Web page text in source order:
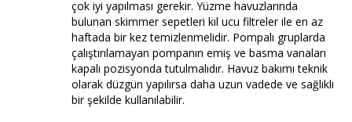
çok iyi yapılması gerekir. Yüzme havuzlarında
bulunan skimmer sepetleri kıl ucu filtreler ile en az
haftada bir kez temizlenmelidir. Pompalı gruplarda
çalıştırılamayan pompanın emiş ve basma vanaları
kapalı pozisyonda tutulmalıdır. Havuz bakımı teknik
olarak düzgün yapılırsa daha uzun vadede ve sağlıklı
bir şekilde kullanılabilir.